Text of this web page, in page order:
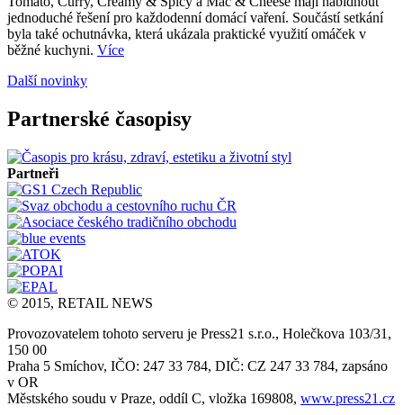
jednoduché řešení pro každodenní domácí vaření. Součástí setkání
byla také ochutnávka, která ukázala praktické využití omáček v
běžné kuchyni. Více
Další novinky
Partnerské časopisy
Partneři
© 2015, RETAIL NEWS
Provozovatelem tohoto serveru je Press21 s.r.o., Holečkova 103/31,
150 00
Praha 5 Smíchov, IČO: 247 33 784, DIČ: CZ 247 33 784, zapsáno
v OR
Městského soudu v Praze, oddíl C, vložka 169808, www.press21.cz